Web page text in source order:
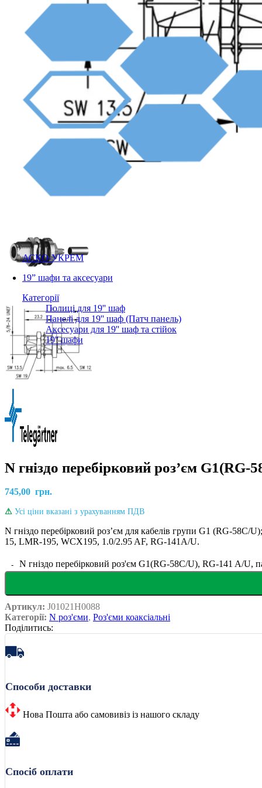
АСКО-УКРЕМ
19” шафи та аксесуари
Категорії
Полиці для 19'' шаф
Панелі для 19'' шаф (Патч панель)
Аксесуари для 19'' шаф та стійок
19'' шафи
N гніздо перебірковий роз’єм
745,00 грн.
⚠ Усі ціни вказані з урахуванням ПДВ
N гніздо перебірковий розʼєм для кабелів групи G1 (RG-58C/
15, LMR-195, WCX195, 1.0/2.95 AF, RG-141A/U.
N гніздо перебірковий роз'єм G1(RG-58C/U), RG-141 A/U,
Артикул: J01021H0088
Категорії: N роз'єми, Роз'єми коаксіальні
Поділитись:
Способи доставки
Нова Пошта або самовивіз із нашого складу
Спосіб оплати